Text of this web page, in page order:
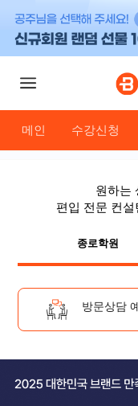
메인 수강신청
원하는
편입 전문 컨
종로학원
방문상담